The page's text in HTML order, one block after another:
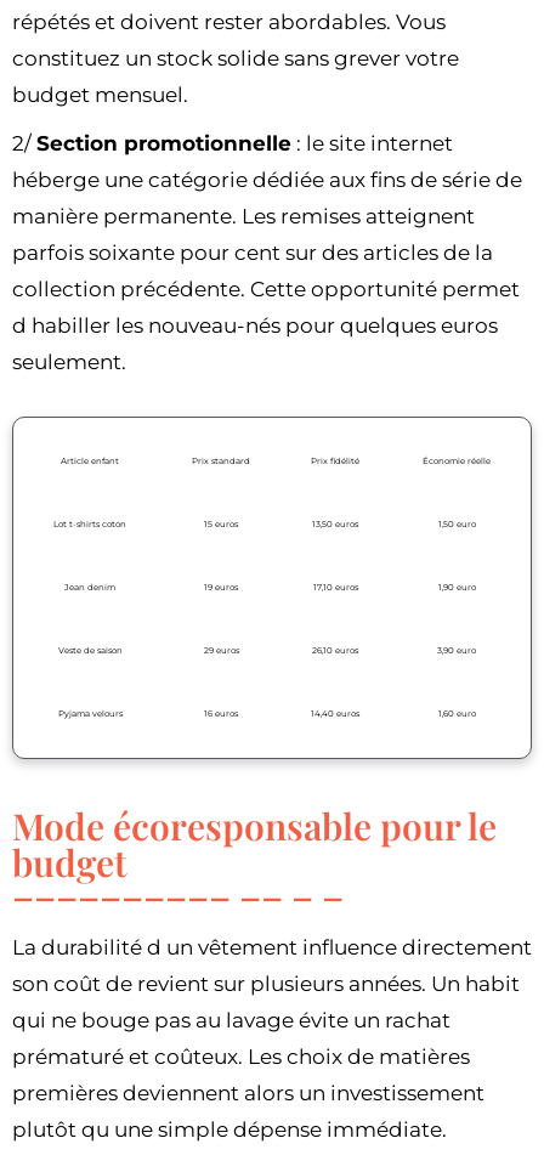
répétés et doivent rester abordables. Vous
constituez un stock solide sans grever votre
budget mensuel.
2/ Section promotionnelle : le site internet
héberge une catégorie dédiée aux fins de série de
manière permanente. Les remises atteignent
parfois soixante pour cent sur des articles de la
collection précédente. Cette opportunité permet
d habiller les nouveau-nés pour quelques euros
seulement.
Article enfant Prix standard Prix fidélité Économie réelle
Lot t-shirts coton 15 euros 13,50 euros 1,50 euro
Jean denim 19 euros 17,10 euros 1,90 euro
Veste de saison 29 euros 26,10 euros 3,90 euro
Pyjama velours 16 euros 14,40 euros 1,60 euro
Mode écoresponsable pour le
budget
La durabilité d un vêtement influence directement
son coût de revient sur plusieurs années. Un habit
qui ne bouge pas au lavage évite un rachat
prématuré et coûteux. Les choix de matières
premières deviennent alors un investissement
plutôt qu une simple dépense immédiate.